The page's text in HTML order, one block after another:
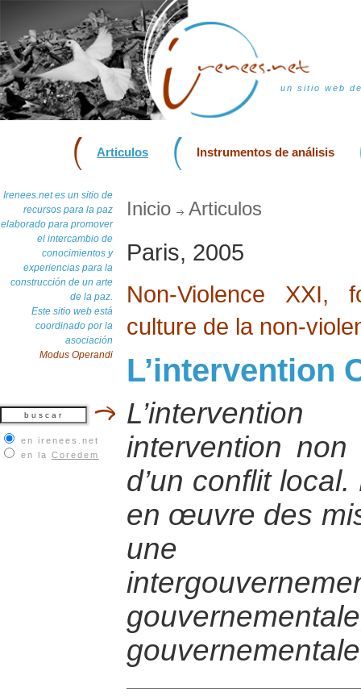
un sitio web
Articulos Instrumentos de análisis
Irenees.net es un sitio de
recursos para la paz
elaborado para promover
el intercambio de
conocimientos y
experiencias para la
construcción de un arte
de la paz.
Este sitio web está
coordinado por la
asociación
Modus Operandi
en irenees.net
en la Coredem
Inicio Articulos
Paris, 2005
Non-Violence XXI,
culture de la non-
L’intervention
intervention
d’un conflit
en œuvre des
une